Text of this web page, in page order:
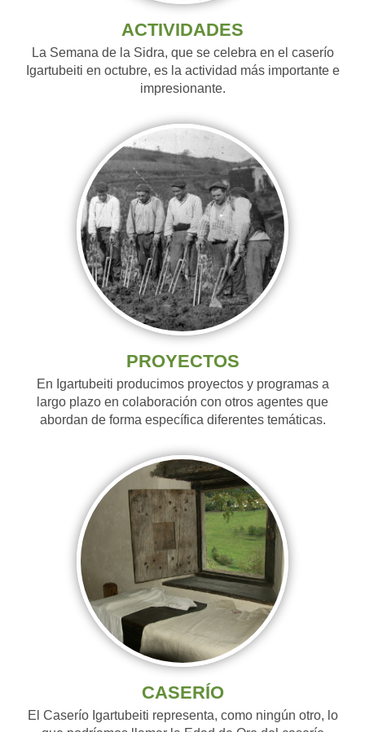
ACTIVIDADES
La Semana de la Sidra, que se celebra en el caserío
Igartubeiti en octubre, es la actividad más importante e
impresionante.
PROYECTOS
En Igartubeiti producimos proyectos y programas a
largo plazo en colaboración con otros agentes que
abordan de forma específica diferentes temáticas.
CASERÍO
El Caserío Igartubeiti representa, como ningún otro, lo